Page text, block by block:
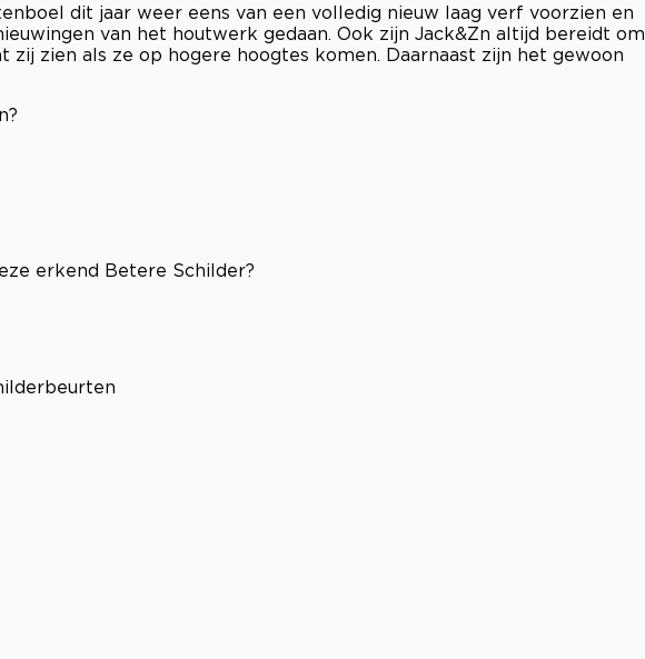
dit jaar weer eens van een volledig nieuw laag verf voorzien en
van het houtwerk gedaan. Ook zijn Jack&Zn altijd bereidt om
zien als ze op hogere hoogtes komen. Daarnaast zijn het gewoon
erkend Betere Schilder?